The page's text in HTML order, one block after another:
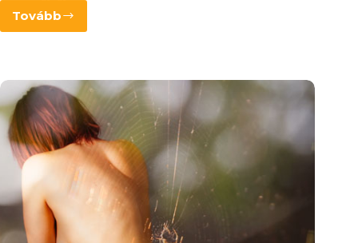
Tovább
Mitől